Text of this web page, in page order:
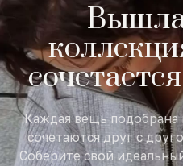
Каждая вещь подобрана
сочетаются друг с
Соберите свой